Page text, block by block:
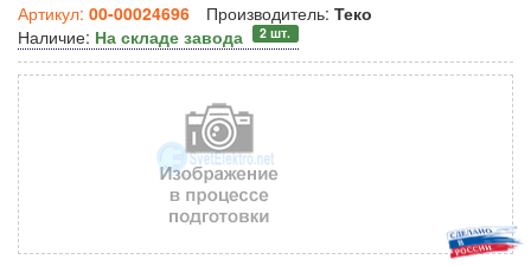
Артикул: 00-00024696 Производитель: Теко
Наличие: На складе завода 2 шт.